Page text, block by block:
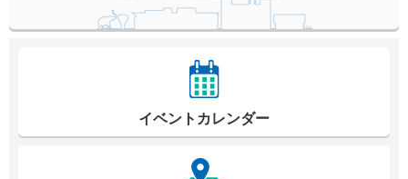
イベントカレンダー